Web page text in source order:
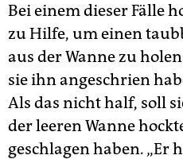
Bei einem dieser Fälle
zu Hilfe, um einen
aus der Wanne zu
sie ihn angeschrien
Als das nicht half, soll
der leeren Wanne
geschlagen haben.